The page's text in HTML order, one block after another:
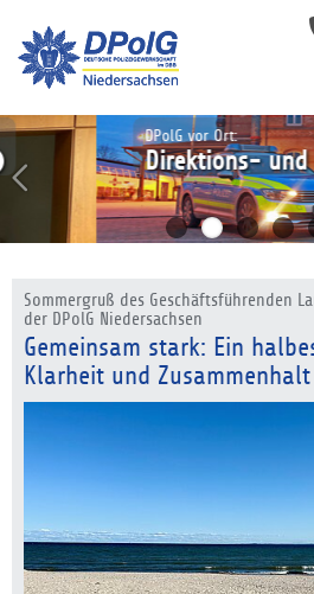
DPolG vor Ort:
Direktions- und PI-
Sommergruß des Geschäftsführenden
der DPolG Niedersachsen
Gemeinsam stark: Ein
Klarheit und Zusammenhalt